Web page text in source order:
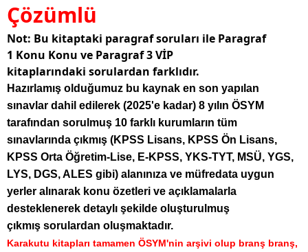
Çözümlü
Not: Bu kitaptaki paragraf soruları ile Paragraf
1 Konu Konu ve Paragraf 3 VİP
kitaplarındaki sorulardan farklıdır.
Hazırlamış olduğumuz bu kaynak en son yapılan
sınavlar dahil edilerek (2025'e kadar) 8 yılın ÖSYM
tarafından sorulmuş 10 farklı kurumların tüm
sınavlarında çıkmış (KPSS Lisans, KPSS Ön Lisans,
KPSS Orta Öğretim-Lise, E-KPSS, YKS-TYT, MSÜ, YGS,
LYS, DGS, ALES gibi) alanınıza ve müfredata uygun
yerler alınarak konu özetleri ve açıklamalarla
desteklenerek detaylı şekilde oluşturulmuş
çıkmış sorulardan oluşmaktadır.
Karakutu kitapları tamamen ÖSYM'nin arşivi olup branş branş,